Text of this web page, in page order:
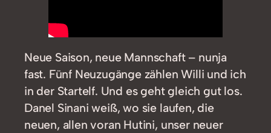
Neue Saison, neue Mannschaft – nunja
fast. Fünf Neuzugänge zählen Willi und ich
in der Startelf. Und es geht gleich gut los.
Danel Sinani weiß, wo sie laufen, die
neuen, allen voran Hutini, unser neuer